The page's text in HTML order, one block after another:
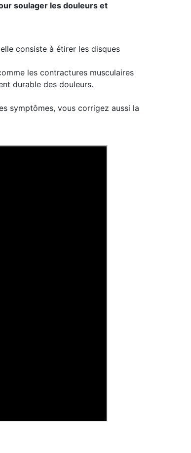
soulager les douleurs et
consiste à étirer les disques
les contractures musculaires
durable des douleurs.
symptômes, vous corrigez aussi la